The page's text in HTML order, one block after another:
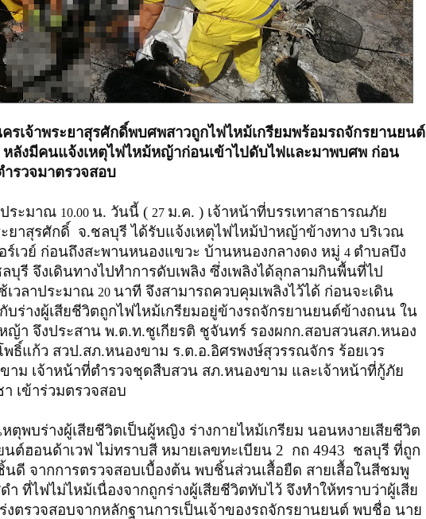
รเจ้าพระยาสุรศักดิ์พบศพสาวถูกไฟไหม้เกรียมพร้อมรถจักรยานยนต์
ลังมีคนแจ้งเหตุไฟไหม้หญ้าก่อนเข้าไปดับไฟและมาพบศพ ก่อน
รวจมาตรวจสอบ
ะมาณ 10.00 น. วันนี้ ( 27 ม.ค. ) เจ้าหน้าที่บรรเทาสาธารณภัย
ะยาสุรศักดิ์ จ.ชลบุรี ได้รับแจ้งเหตุไฟไหม้ป่าหญ้าข้างทาง บริเวณ
เวย์ ก่อนถึงสะพานหนองแขวะ บ้านหนองกลางดง หมู่ 4 ตำบลบึง
บุรี จึงเดินทางไปทำการดับเพลิง ซึ่งเพลิงได้ลุกลามกินพื้นที่ไป
เวลาประมาณ 20 นาที จึงสามารถควบคุมเพลิงไว้ได้ ก่อนจะเดิน
บร่างผู้เสียชีวิตถูกไฟไหม้เกรียมอยู่ข้างรถจักรยานยนต์ข้างถนน ใน
ญ้า จึงประสาน พ.ต.ท.ชูเกียรติ ชูจันทร์​ รอง​ผกก.สอบสวน​ สภ.หนอง
ธิ์แก้ว​ สวป.สภ.หนองขาม​ ร.ต.อ.อิศรพงษ์​ สุวรรณจักร​ ร้อยเวร
าม เจ้าหน้าที่ตำรวจชุดสืบสวน สภ.หนองขาม และเจ้าหน้าที่กู้ภัย
า เข้าร่วมตรวจสอบ
งผู้เสียชีวิตเป็นผู้หญิง ร่างกายไหม้เกรียม นอนหงายเสียชีวิต
นต์ฮอนด้าเวฟ ไม่ทราบสี หมายเลขทะเบียน 2 กถ​ 4943 ชลบุรี ที่ถูก
ดี จากการตรวจสอบเบื้องต้น พบชิ้นส่วนเสื้อยืด สายเสื้อในสีชมพู
ำ ที่ไฟไม่ไหม้เนื่องจากถูกร่างผู้เสียชีวิตทับไว้ จึงทำให้ทราบว่าผู้เสีย
งตรวจสอบจากหลักฐานการเป็นเจ้าของรถจักรยานยนต์ พบชื่อ นาย